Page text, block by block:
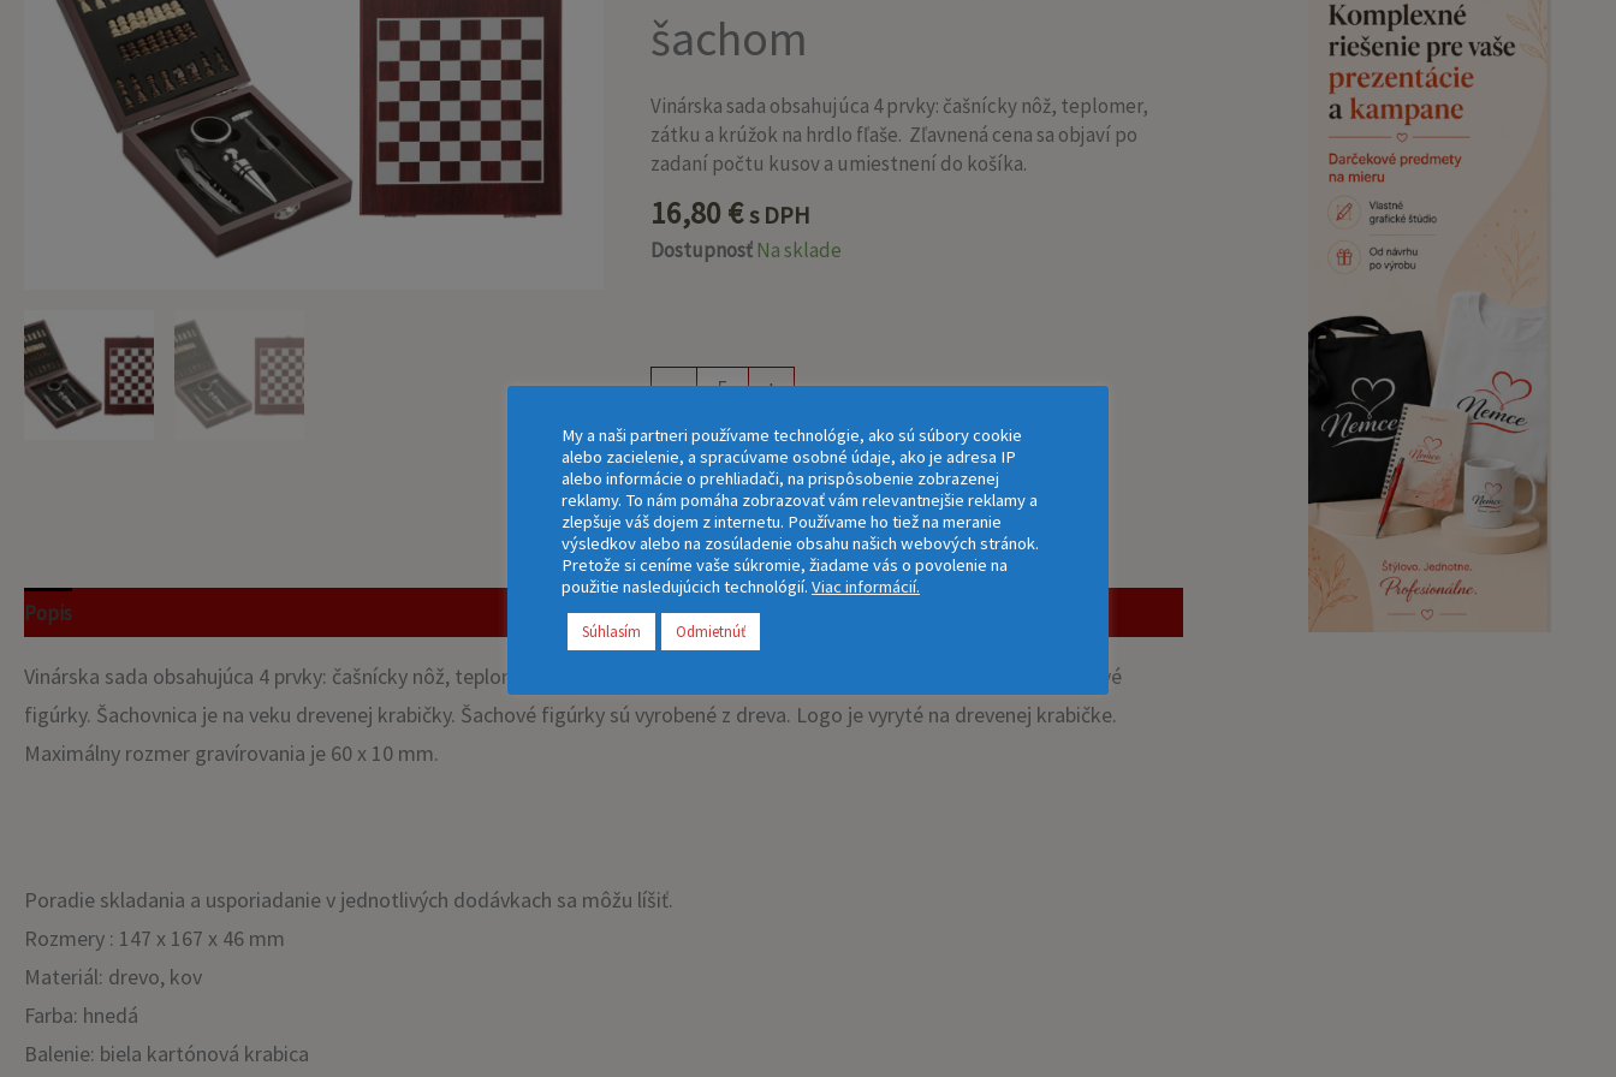
šachom
Vinárska sada obsahujúca 4 prvky: čašnícky nôž, teplomer,
zátku a krúžok na hrdlo fľaše. Zľavnená cena sa objaví po
zadaní počtu kusov a umiestnení do košíka.
16,80 € s DPH
Dostupnosť Na sklade
-
so
šachom
+
Pridať do košíka
Popis
Vinárska sada obsahujúca 4 prvky: čašnícky nôž, teplomer, zátku a krúžok na hrdlo fľaše. Ako bonus sada obsahuje šachové
figúrky. Šachovnica je na veku drevenej krabičky. Šachové figúrky sú vyrobené z dreva. Logo je vyryté na drevenej krabičke.
Maximálny rozmer gravírovania je 60 x 10 mm.
Poradie skladania a usporiadanie v jednotlivých dodávkach sa môžu líšiť.
Rozmery : 147 x 167 x 46 mm
Materiál: drevo, kov
Farba: hnedá
Balenie: biela kartónová krabica
My a naši partneri používame technológie, ako sú súbory cookie
alebo zacielenie, a spracúvame osobné údaje, ako je adresa IP
alebo informácie o prehliadači, na prispôsobenie zobrazenej
reklamy. To nám pomáha zobrazovať vám relevantnejšie reklamy a
zlepšuje váš dojem z internetu. Používame ho tiež na meranie
výsledkov alebo na zosúladenie obsahu našich webových stránok.
Pretože si ceníme vaše súkromie, žiadame vás o povolenie na
použitie nasledujúcich technológií. Viac informácií.
Súhlasím Odmietnúť